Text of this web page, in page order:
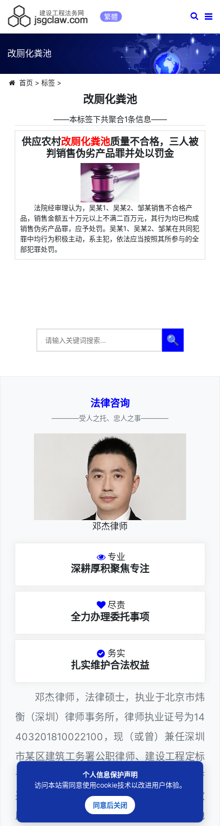
繁體
改厕化粪池
首页 > 标签>
改厕化粪池
――本标签下共聚合1条信息――
供应农村改厕化粪池质量不合格，三人被
判销售伪劣产品罪并处以罚金
法院经审理认为，吴某1、吴某2、邹某销售不合格产
品，销售金额五十万元以上不满二百万元，其行为均已构成
销售伪劣产品罪，应予处罚。吴某1、吴某2、邹某在共同犯
罪中均行为积极主动，系主犯，依法应当按照其所参与的全
部犯罪处罚。
🔍
法律咨询
————受人之托、忠人之事————
邓杰律师
专业
深耕厚积聚焦专注
尽责
全力办理委托事项
务实
扎实维护合法权益
邓杰律师，法律硕士，执业于北京市炜
衡（深圳）律师事务所，律师执业证号为14
403201810022100，现（或曾）兼任深圳
市某区建筑工务署公职律师、建设工程定标
专家、深圳市人民政府听证员、深圳市政府
采购评审专家（法律类），在建筑工务、政
府采购等城建部门工作多年，颇为熟悉房地
个人信息保护声明
访问本站需同意使用cookie技术以改进用户体验。
同意后关闭